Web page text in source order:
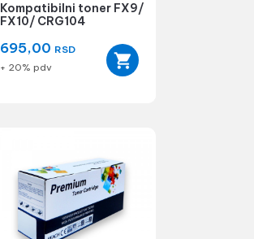
Kompatibilni toner FX9/
FX10/ CRG104
695,00 RSD
+ 20% pdv